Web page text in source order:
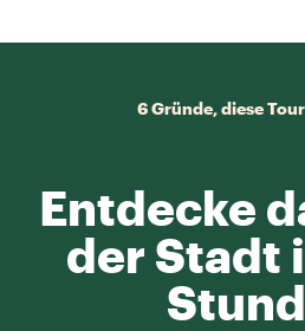
6 Gründe, diese
Entdecke
der Stadt